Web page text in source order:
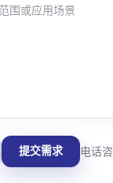
提交需求 电话